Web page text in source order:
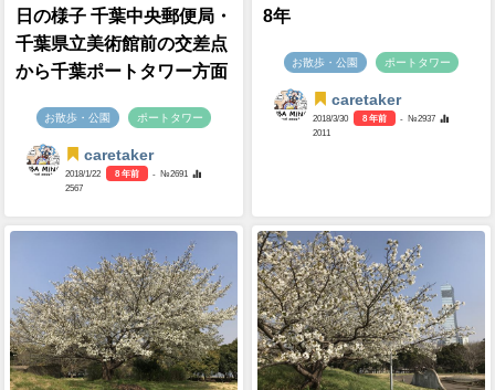
日の様子 千葉中央郵便局・
千葉県立美術館前の交差点
から千葉ポートタワー方面
お散歩・公園 ポートタワー
caretaker
2018/1/22 8 年前
- №2691
2567
8年
お散歩・公園 ポートタワー
caretaker
2018/3/30 8 年前
- №2937
2011